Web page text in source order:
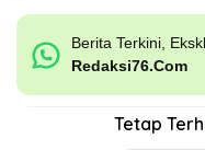
Berita Terkini,
Redaksi76.Com
Tetap